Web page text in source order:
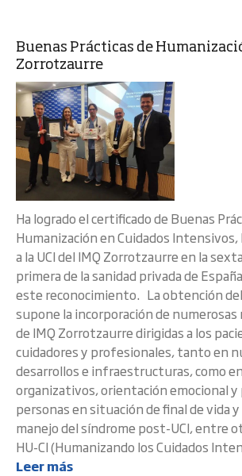
Buenas Prácticas de
Zorrotzaurre
Ha logrado el certificado de Buenas
Humanización en Cuidados
a la UCI del IMQ Zorrotzaurre en la
primera de la sanidad privada de
este reconocimiento. La obtención
supone la incorporación de numerosas
de IMQ Zorrotzaurre dirigidas a los
cuidadores y profesionales, tanto en
desarrollos e infraestructuras, como
organizativos, orientación emocional y
personas en situación de final de vida
manejo del síndrome post-UCI, entre
HU-CI (Humanizando los Cuidados
Leer más